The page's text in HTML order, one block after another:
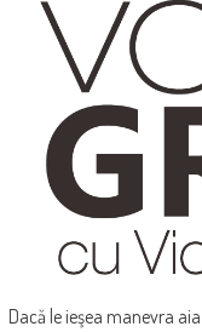
Dacă le ieşea manevra